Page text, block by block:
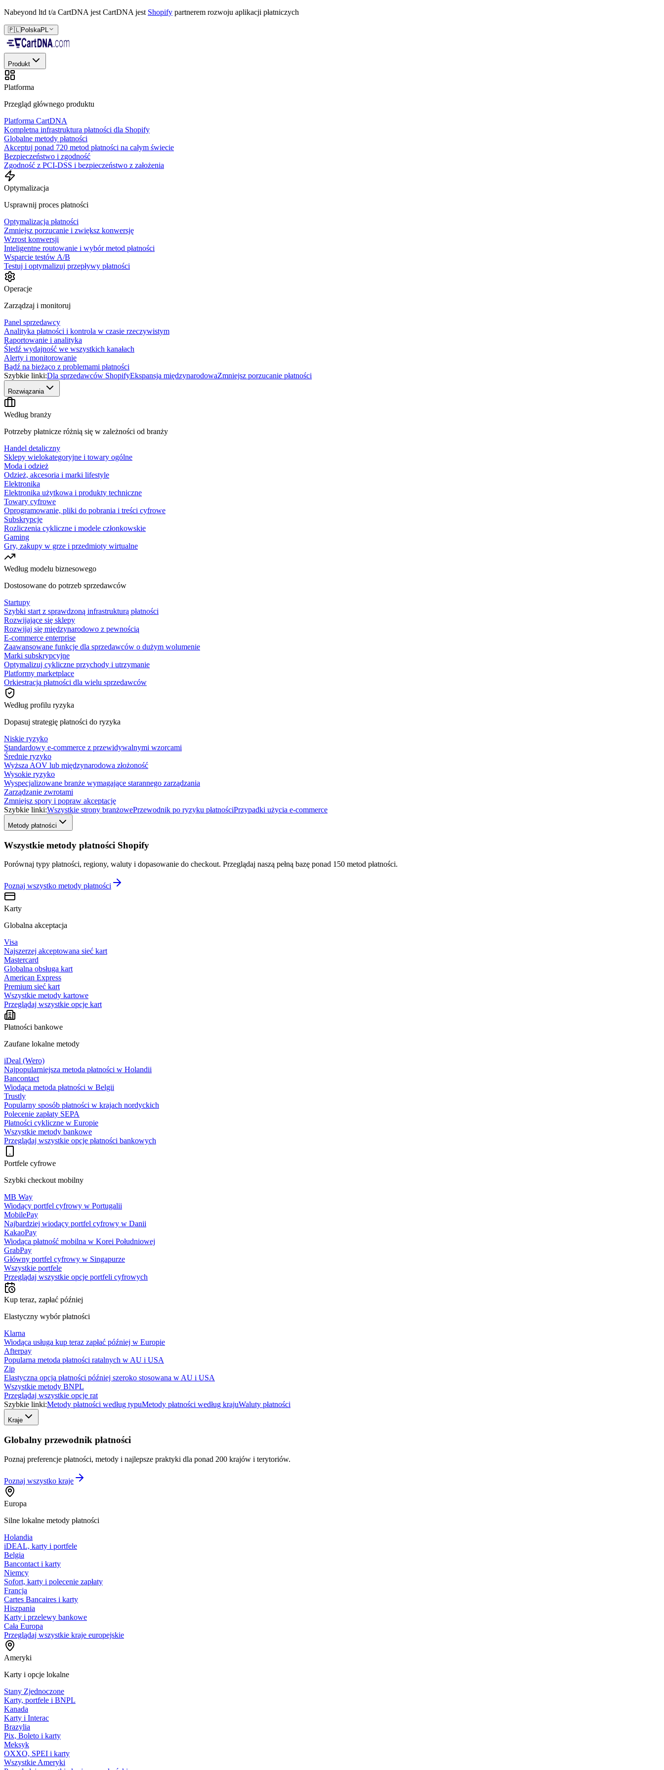
Nabeyond ltd t/a CartDNA jest CartDNA jest Shopify partnerem rozwoju aplikacji płatniczych
🇵🇱PolskaPL
Produkt
Platforma
Przegląd głównego produktu
Platforma CartDNA
Kompletna infrastruktura płatności dla Shopify
Globalne metody płatności
Akceptuj ponad 720 metod płatności na całym świecie
Bezpieczeństwo i zgodność
Zgodność z PCI-DSS i bezpieczeństwo z założenia
Optymalizacja
Usprawnij proces płatności
Optymalizacja płatności
Zmniejsz porzucanie i zwiększ konwersję
Wzrost konwersji
Inteligentne routowanie i wybór metod płatności
Wsparcie testów A/B
Testuj i optymalizuj przepływy płatności
Operacje
Zarządzaj i monitoruj
Panel sprzedawcy
Analityka płatności i kontrola w czasie rzeczywistym
Raportowanie i analityka
Śledź wydajność we wszystkich kanałach
Alerty i monitorowanie
Bądź na bieżąco z problemami płatności
Szybkie linki:Dla sprzedawców ShopifyEkspansja międzynarodowaZmniejsz porzucanie płatności
Rozwiązania
Według branży
Potrzeby płatnicze różnią się w zależności od branży
Handel detaliczny
Sklepy wielokategoryjne i towary ogólne
Moda i odzież
Odzież, akcesoria i marki lifestyle
Elektronika
Elektronika użytkowa i produkty techniczne
Towary cyfrowe
Oprogramowanie, pliki do pobrania i treści cyfrowe
Subskrypcje
Rozliczenia cykliczne i modele członkowskie
Gaming
Gry, zakupy w grze i przedmioty wirtualne
Według modelu biznesowego
Dostosowane do potrzeb sprzedawców
Startupy
Szybki start z sprawdzoną infrastrukturą płatności
Rozwijające się sklepy
Rozwijaj się międzynarodowo z pewnością
E-commerce enterprise
Zaawansowane funkcje dla sprzedawców o dużym wolumenie
Marki subskrypcyjne
Optymalizuj cykliczne przychody i utrzymanie
Platformy marketplace
Orkiestracja płatności dla wielu sprzedawców
Według profilu ryzyka
Dopasuj strategię płatności do ryzyka
Niskie ryzyko
Standardowy e-commerce z przewidywalnymi wzorcami
Średnie ryzyko
Wyższa AOV lub międzynarodowa złożoność
Wysokie ryzyko
Wyspecjalizowane branże wymagające starannego zarządzania
Zarządzanie zwrotami
Zmniejsz spory i popraw akceptację
Szybkie linki:Wszystkie strony branżowePrzewodnik po ryzyku płatnościPrzypadki użycia e-commerce
Metody płatności
Wszystkie metody płatności Shopify
Porównaj typy płatności, regiony, waluty i dopasowanie do checkout. Przeglądaj naszą pełną bazę ponad 150 metod płatności.
Poznaj wszystko metody płatności
Karty
Globalna akceptacja
Visa
Najszerzej akceptowana sieć kart
Mastercard
Globalna obsługa kart
American Express
Premium sieć kart
Wszystkie metody kartowe
Przeglądaj wszystkie opcje kart
Płatności bankowe
Zaufane lokalne metody
iDeal (Wero)
Najpopularniejsza metoda płatności w Holandii
Bancontact
Wiodąca metoda płatności w Belgii
Trustly
Popularny sposób płatności w krajach nordyckich
Polecenie zapłaty SEPA
Płatności cykliczne w Europie
Wszystkie metody bankowe
Przeglądaj wszystkie opcje płatności bankowych
Portfele cyfrowe
Szybki checkout mobilny
MB Way
Wiodący portfel cyfrowy w Portugalii
MobilePay
Najbardziej wiodący portfel cyfrowy w Danii
KakaoPay
Wiodąca płatność mobilna w Korei Południowej
GrabPay
Główny portfel cyfrowy w Singapurze
Wszystkie portfele
Przeglądaj wszystkie opcje portfeli cyfrowych
Kup teraz, zapłać później
Elastyczny wybór płatności
Klarna
Wiodąca usługa kup teraz zapłać później w Europie
Afterpay
Popularna metoda płatności ratalnych w AU i USA
Zip
Elastyczna opcja płatności później szeroko stosowana w AU i USA
Wszystkie metody BNPL
Przeglądaj wszystkie opcje rat
Szybkie linki:Metody płatności według typuMetody płatności według krajuWaluty płatności
Kraje
Globalny przewodnik płatności
Poznaj preferencje płatności, metody i najlepsze praktyki dla ponad 200 krajów i terytoriów.
Poznaj wszystko kraje
Europa
Silne lokalne metody płatności
Holandia
iDEAL, karty i portfele
Belgia
Bancontact i karty
Niemcy
Sofort, karty i polecenie zapłaty
Francja
Cartes Bancaires i karty
Hiszpania
Karty i przelewy bankowe
Cała Europa
Przeglądaj wszystkie kraje europejskie
Ameryki
Karty i opcje lokalne
Stany Zjednoczone
Karty, portfele i BNPL
Kanada
Karty i Interac
Brazylia
Pix, Boleto i karty
Meksyk
OXXO, SPEI i karty
Wszystkie Ameryki